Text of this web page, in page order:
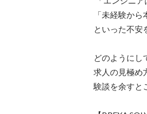
「未経験か
といった不安
どのようにし
求人の見極め
験談を余すと